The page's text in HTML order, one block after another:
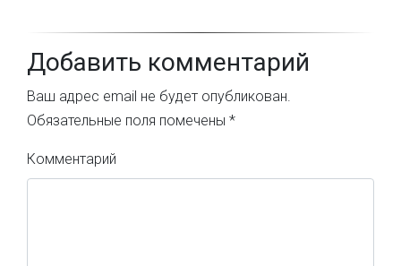
Добавить комментарий
Ваш адрес email не будет опубликован.
Обязательные поля помечены *
Комментарий